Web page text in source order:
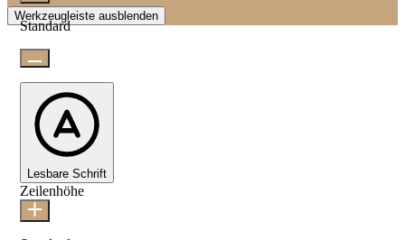
Werkzeugleiste ausblenden
Standard
Lesbare Schrift
Zeilenhöhe